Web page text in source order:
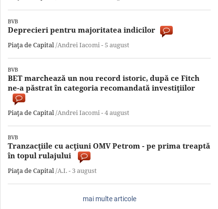
BVB
Deprecieri pentru majoritatea indicilor
Piaţa de Capital/Andrei Iacomi - 5 august
BVB
BET marchează un nou record istoric, după ce Fitch
ne-a păstrat în categoria recomandată investiţiilor
Piaţa de Capital/Andrei Iacomi -4 august
BVB
Tranzacţiile cu acţiuni OMV Petrom - pe prima treaptă
în topul rulajului
Piaţa de Capital/A.I. - 3 august
mai multe articole